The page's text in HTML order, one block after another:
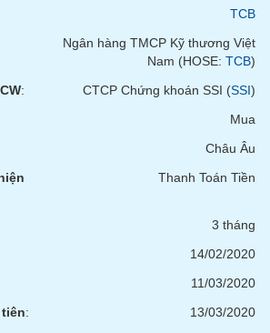
TCB
Ngân hàng TMCP Kỹ thương Việt
Nam (HOSE: TCB)
: CTCP Chứng khoán SSI (SSI)
Mua
Châu Âu
Thanh Toán Tiền
3 tháng
14/02/2020
11/03/2020
:
13/03/2020